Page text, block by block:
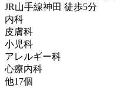
JR山手線神田 徒歩5分
内科
皮膚科
小児科
アレルギー科
心療内科
他17個